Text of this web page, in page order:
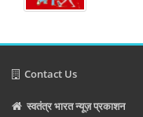
Contact Us
स्वतंत्र भारत न्यूज़ प्रकाशन